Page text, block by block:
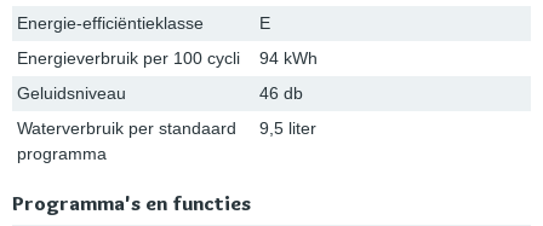
Energie-efficiëntieklasse
E
Energieverbruik per 100 cycli
94 kWh
Geluidsniveau
46 db
Waterverbruik per standaard
programma
9,5 liter
Programma's en functies